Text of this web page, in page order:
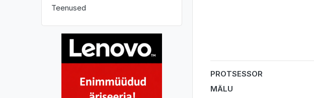
Teenused
PROTSESSOR
MÄLU